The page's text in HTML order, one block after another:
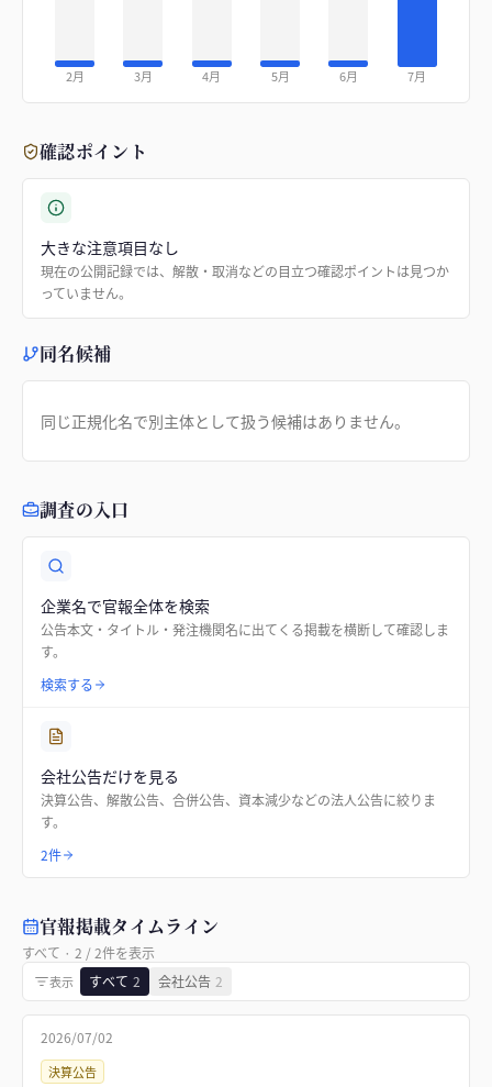
2月 3月 4月 5月 6月 7月
確認ポイント
大きな注意項目なし
現在の公開記録では、解散・取消などの目立つ確認ポイントは見つか
っていません。
同名候補
同じ正規化名で別主体として扱う候補はありません。
調査の入口
企業名で官報全体を検索
公告本文・タイトル・発注機関名に出てくる掲載を横断して確認しま
す。
検索する
会社公告だけを見る
決算公告、解散公告、合併公告、資本減少などの法人公告に絞りま
す。
2件
官報掲載タイムライン
すべて · 2 /2件を表示
表示 すべて 2 会社公告 2
2026/07/02
決算公告